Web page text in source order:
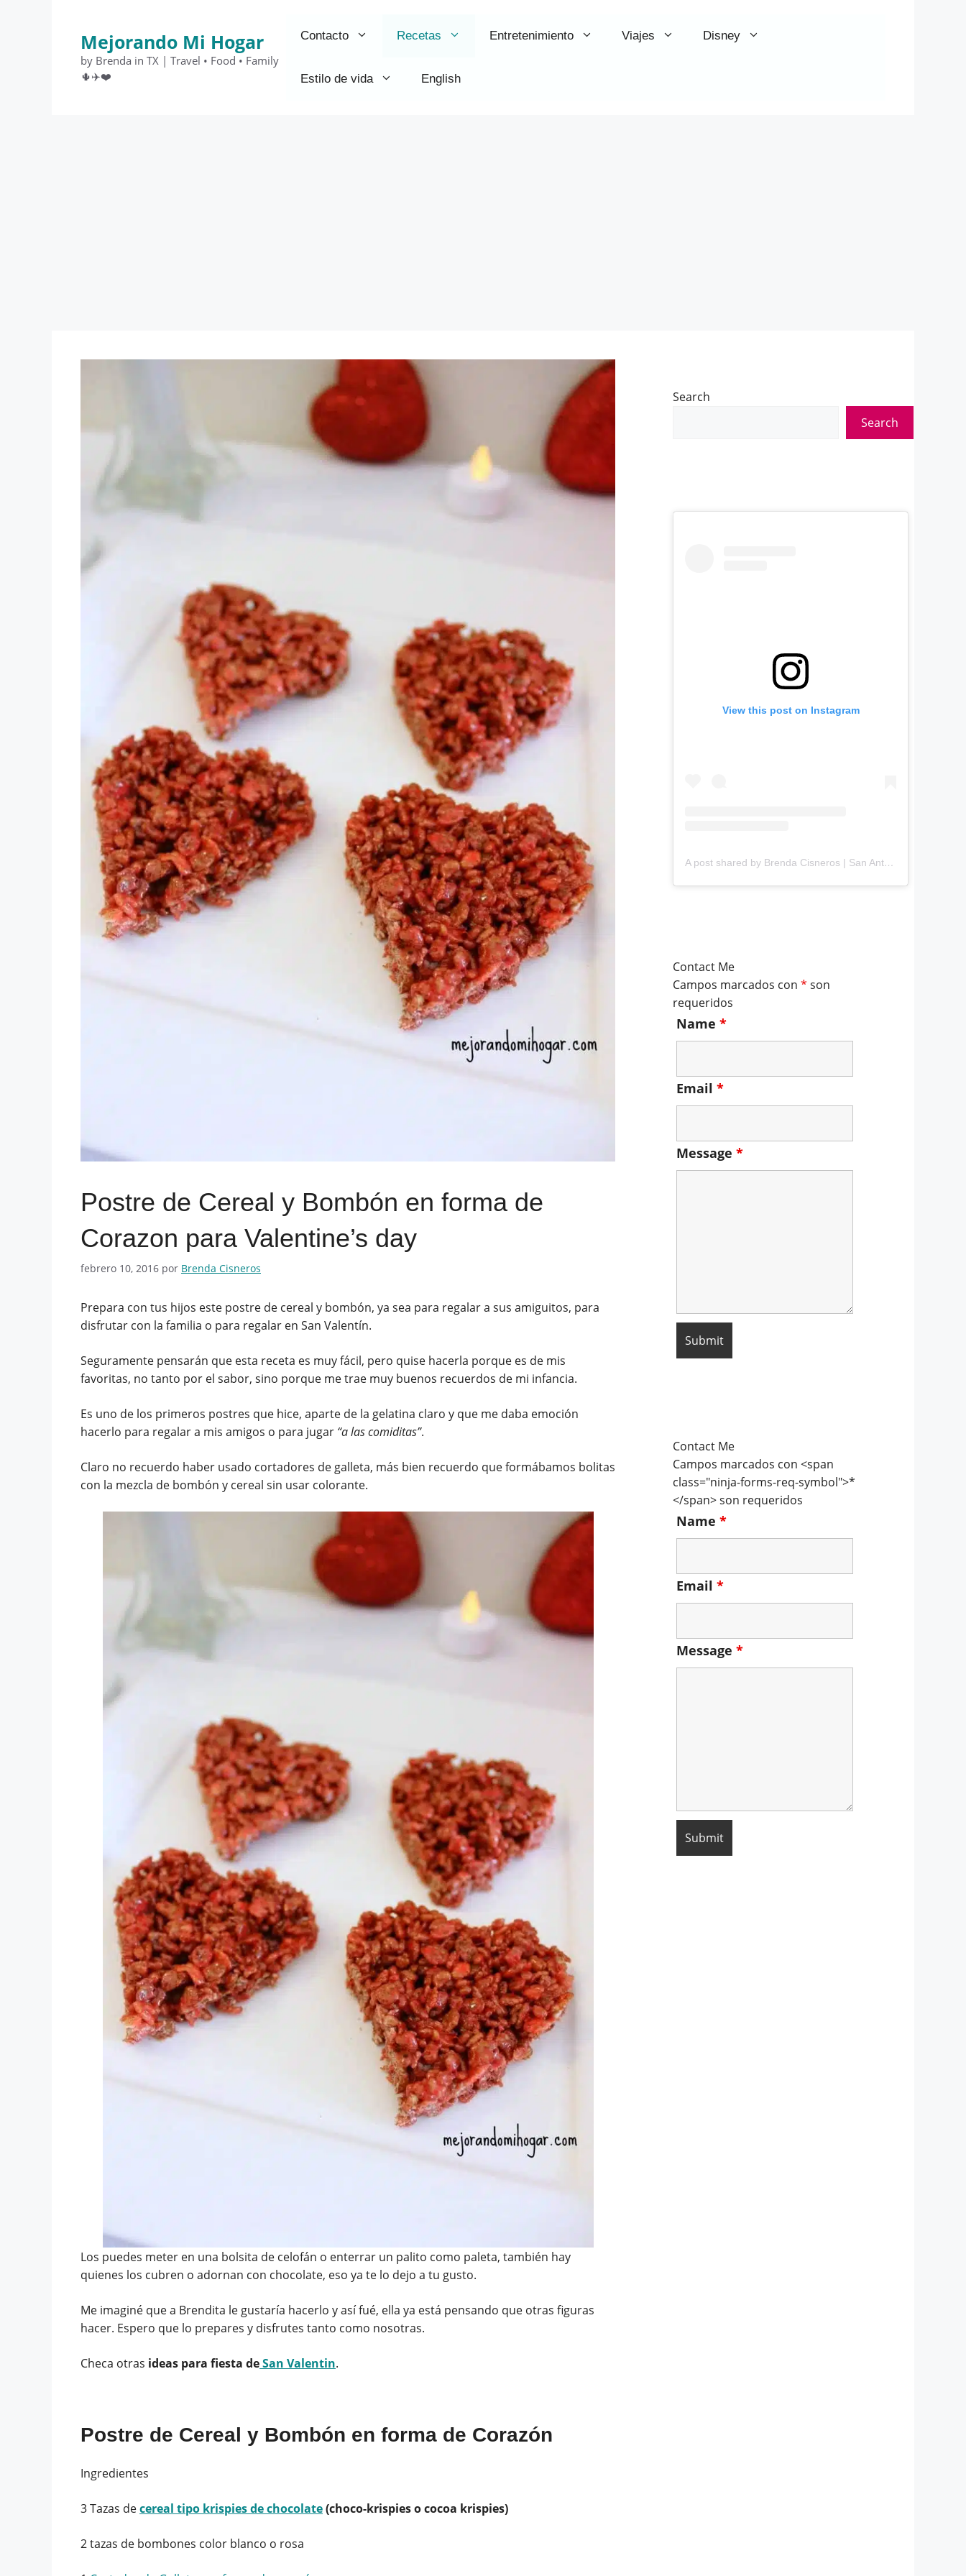
Mejorando Mi Hogar
by Brenda in TX | Travel • Food • Family
🌵✈️❤️
Contacto Recetas Entretenimiento Viajes Disney
Estilo de vida English
Postre de Cereal y Bombón en forma de
Corazon para Valentine’s day
febrero 10, 2016 por Brenda Cisneros
Prepara con tus hijos este postre de cereal y bombón, ya sea para regalar a sus amiguitos, para
disfrutar con la familia o para regalar en San Valentín.
Seguramente pensarán que esta receta es muy fácil, pero quise hacerla porque es de mis
favoritas, no tanto por el sabor, sino porque me trae muy buenos recuerdos de mi infancia.
Es uno de los primeros postres que hice, aparte de la gelatina claro y que me daba emoción
hacerlo para regalar a mis amigos o para jugar “a las comiditas”.
Claro no recuerdo haber usado cortadores de galleta, más bien recuerdo que formábamos bolitas
con la mezcla de bombón y cereal sin usar colorante.
Los puedes meter en una bolsita de celofán o enterrar un palito como paleta, también hay
quienes los cubren o adornan con chocolate, eso ya te lo dejo a tu gusto.
Me imaginé que a Brendita le gustaría hacerlo y así fué, ella ya está pensando que otras figuras
hacer. Espero que lo prepares y disfrutes tanto como nosotras.
Checa otras ideas para fiesta deSan Valentin.
Postre de Cereal y Bombón en forma de Corazón
Ingredientes
3 Tazas decereal tipo krispies de chocolate(choco-krispies o cocoa krispies)
2 tazas de bombones color blanco o rosa
Search
Search
View this post on Instagram
A post shared by Brenda Cisneros | San Antonio Content Creator (@mejorandomihogar)
Contact Me
Campos marcados con * son
requeridos
Name *
Email *
Message *
Contact Me
Campos marcados con <span
class="ninja-forms-req-symbol">*
</span> son requeridos
Name *
Email *
Message *